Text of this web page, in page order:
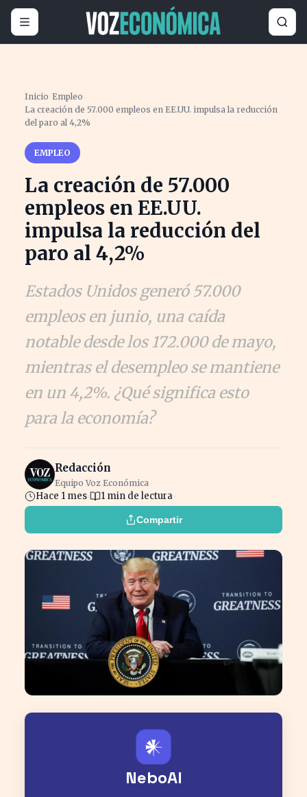
Inicio ›Empleo ›
La creación de 57.000 empleos en EE.UU. impulsa la reducción
del paro al 4,2%
EMPLEO
La creación de 57.000
empleos en EE.UU.
impulsa la reducción del
paro al 4,2%
Estados Unidos generó 57.000
empleos en junio, una caída
notable desde los 172.000 de mayo,
mientras el desempleo se mantiene
en un 4,2%. ¿Qué significa esto
para la economía?
Redacción
Equipo Voz Económica
Hace 1 mes 1 min de lectura
Compartir
𒀭
NeboAI